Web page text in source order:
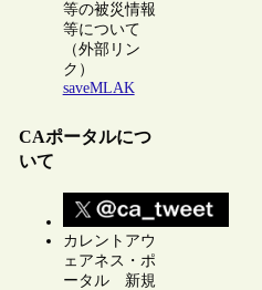
等の被災情報
等について
（外部リン
ク）
saveMLAK
CAポータルにつ
いて
カレントアウ
ェアネス・ポ
ータル 新規